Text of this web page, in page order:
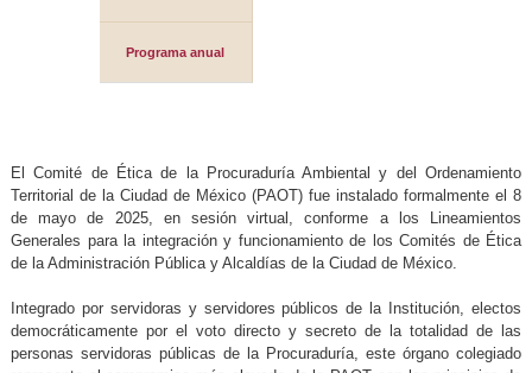
Programa anual
El Comité de Ética de la Procuraduría Ambiental y del Ordenamiento
Territorial de la Ciudad de México (PAOT) fue instalado formalmente el 8
de mayo de 2025, en sesión virtual, conforme a los Lineamientos
Generales para la integración y funcionamiento de los Comités de Ética
de la Administración Pública y Alcaldías de la Ciudad de México.
Integrado por servidoras y servidores públicos de la Institución, electos
democráticamente por el voto directo y secreto de la totalidad de las
personas servidoras públicas de la Procuraduría, este órgano colegiado